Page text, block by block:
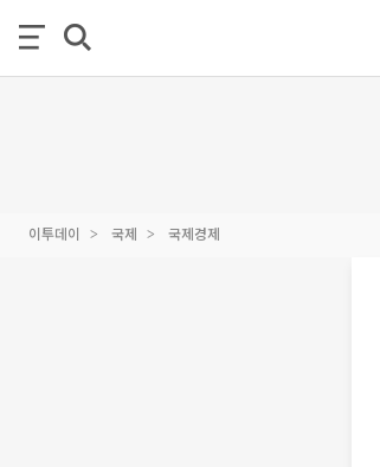
이투데이 국제 국제경제